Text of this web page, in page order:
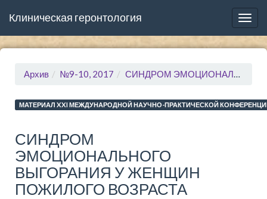
Клиническая геронтология
Архив №9-10, 2017 СИНДРОМ ЭМОЦИОНАЛЬНОГО ВЫГОРАНИЯ У ЖЕНЩИН ПОЖИЛОГО ВОЗРАСТА
МАТЕРИАЛ XXI МЕЖДУНАРОДНОЙ НАУЧНО-ПРАКТИЧЕСКОЙ
СИНДРОМ
ЭМОЦИОНАЛЬНОГО
ВЫГОРАНИЯ У ЖЕНЩИН
ПОЖИЛОГО ВОЗРАСТА